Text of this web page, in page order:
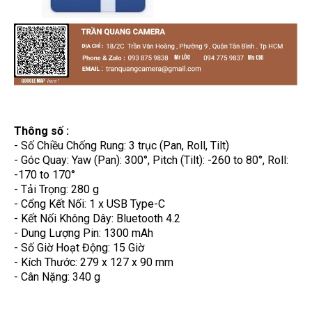
Thông số :
- Số Chiều Chống Rung: 3 trục (Pan, Roll, Tilt)
- Góc Quay: Yaw (Pan): 300°, Pitch (Tilt): -260 to 80°, Roll:
-170 to 170°
- Tải Trọng: 280 g
- Cổng Kết Nối: 1 x USB Type-C
- Kết Nối Không Dây: Bluetooth 4.2
- Dung Lượng Pin: 1300 mAh
- Số Giờ Hoạt Động: 15 Giờ
- Kích Thước: 279 x 127 x 90 mm
- Cân Nặng: 340 g